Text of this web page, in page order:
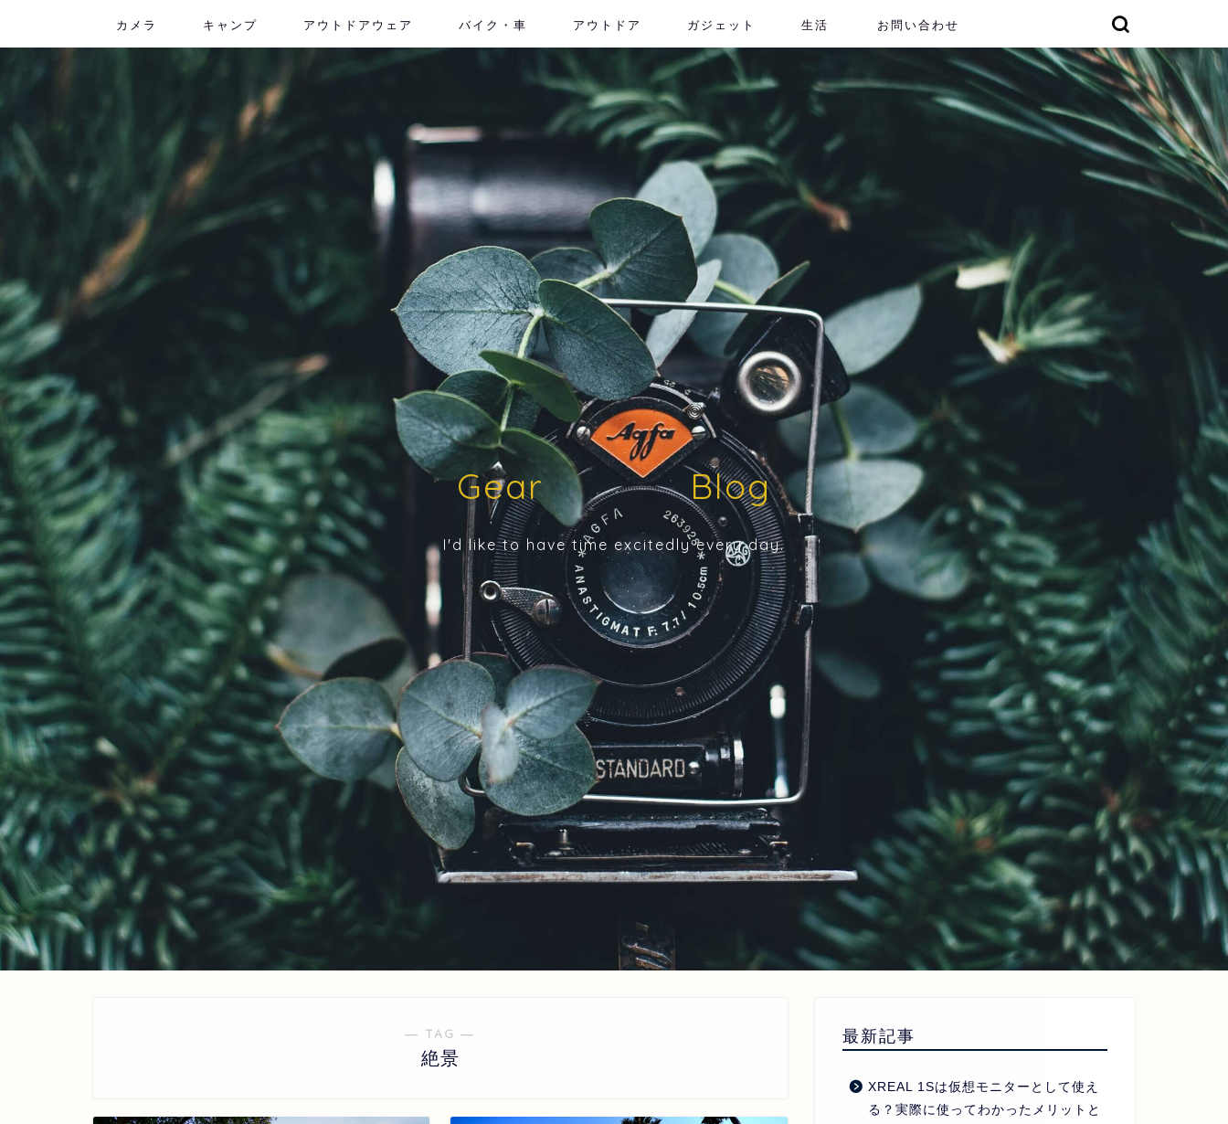
カメラ キャンプ アウトドアウェア バイク・車 アウトドア ガジェット 生活 お問い合わせ
Gear Blog
I'd like to have time excitedly every day.
― TAG ―
絶景
最新記事
XREAL 1Sは仮想モニターとして使え
る？実際に使ってわかったメリットと